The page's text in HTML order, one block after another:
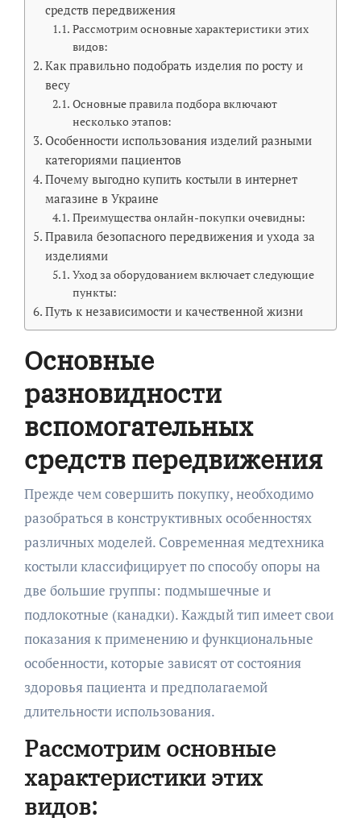
средств передвижения
Рассмотрим основные характеристики этих
видов:
Как правильно подобрать изделия по росту и
весу
Основные правила подбора включают
несколько этапов:
Особенности использования изделий разными
категориями пациентов
Почему выгодно купить костыли в интернет
магазине в Украине
Преимущества онлайн-покупки очевидны:
Правила безопасного передвижения и ухода за
изделиями
Уход за оборудованием включает следующие
пункты:
Путь к независимости и качественной жизни
Основные
разновидности
вспомогательных
средств передвижения
Прежде чем совершить покупку, необходимо
разобраться в конструктивных особенностях
различных моделей. Современная медтехника
костыли классифицирует по способу опоры на
две большие группы: подмышечные и
подлокотные (канадки). Каждый тип имеет свои
показания к применению и функциональные
особенности, которые зависят от состояния
здоровья пациента и предполагаемой
длительности использования.
Рассмотрим основные
характеристики этих
видов: